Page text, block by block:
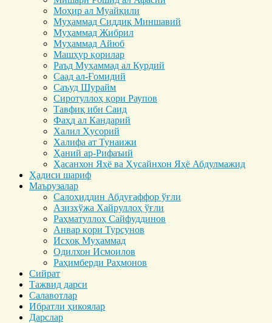
Моҳир ал Муайқили
Муҳаммад Cиддиқ Миншавий
Муҳаммад Жибрил
Муҳаммад Айюб
Машҳур қорилар
Раъд Муҳаммад ал Курдий
Саад ал-Ғомидий
Саъуд Шурайм
Сиротуллоҳ қори Раупов
Тавфиқ ибн Саид
Фаҳд ал Кандарий
Халил Ҳусорий
Халифа ат Тунаижи
Ҳаний ар-Рифаъий
Ҳасанхон Яҳё ва Ҳусайнхон Яҳё Абдулмажид
Ҳадиси шариф
Маърузалар
Салоҳиддин Абдуғаффор ўғли
Азизхўжа Хайруллоҳ ўғли
Раҳматуллоҳ Сайфуддинов
Анвар қори Турсунов
Исҳоқ Муҳаммад
Одилхон Исмоилов
Раҳимберди Раҳмонов
Сийрат
Тажвид дарси
Салавотлар
Ибратли ҳикоялар
Дарслар